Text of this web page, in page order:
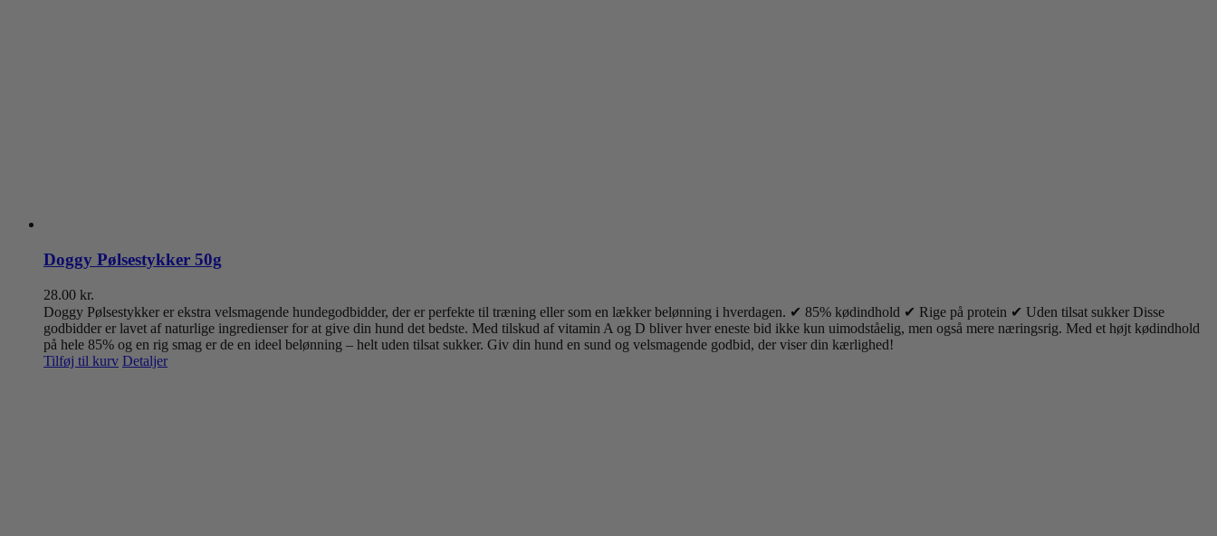
Doggy Pølsestykker 50g
28.00 kr.
Doggy Pølsestykker er ekstra velsmagende hundegodbidder, der er perfekte til træning eller som en lækker belønning i hverdagen. ✔ 85% kødindhold ✔ Rige på protein ✔ Uden tilsat sukker Disse
godbidder er lavet af naturlige ingredienser for at give din hund det bedste. Med tilskud af vitamin A og D bliver hver eneste bid ikke kun uimodståelig, men også mere næringsrig. Med et højt kødindhold
på hele 85% og en rig smag er de en ideel belønning – helt uden tilsat sukker. Giv din hund en sund og velsmagende godbid, der viser din kærlighed!
Tilføj til kurv Detaljer